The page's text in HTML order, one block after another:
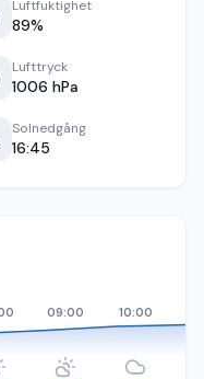
Luftfuktighet
89%
Lufttryck
1006 hPa
Solnedgång
16:45
09:00 10:00